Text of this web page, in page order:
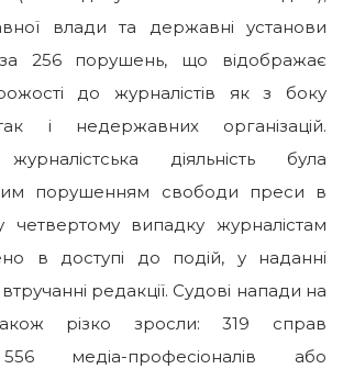
влади та державні установи
за 256 порушень, що відображає
до журналістів як з боку
і недержавних організацій.
діяльність була
порушенням свободи преси в
випадку журналістам
в доступі до подій, у наданні
редакції. Судові напади на
різко зросли: 319 справ
медіа-професіоналів або